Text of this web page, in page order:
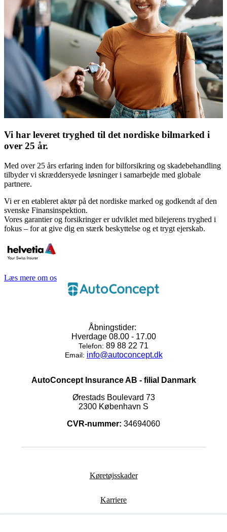
Vi har leveret tryghed til det nordiske bilmarked i
over 25 år.
Med over 25 års erfaring inden for bilforsikring og skadebehandling
tilbyder vi skræddersyede løsninger i samarbejde med globale
partnere.
Vi er en etableret aktør på det nordiske marked og godkendt af den
svenske Finansinspektion.
Vores garantier og forsikringer er udviklet med bilejerens tryghed i
fokus – for at give dig en stærk beskyttelse og et trygt ejerskab.
Læs mere om os
Køretøjsskader
Karriere
Åbningstider:
Hverdage 08.00 - 17.00
Telefon: 89 88 22 71
Email: info@autoconcept.dk
AutoConcept Insurance AB - filial Danmark
Ørestads Boulevard 73
2300 København S
CVR-nummer: 34694060